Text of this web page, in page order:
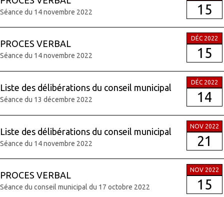
Séance du 14 novembre 2022 15
PROCES VERBAL
Séance du 14 novembre 2022
DÉC 2022
15
Liste des délibérations du conseil municipal
Séance du 13 décembre 2022
DÉC 2022
14
Liste des délibérations du conseil municipal
Séance du 14 novembre 2022
NOV 2022
21
PROCES VERBAL
Séance du conseil municipal du 17 octobre 2022
NOV 2022
15